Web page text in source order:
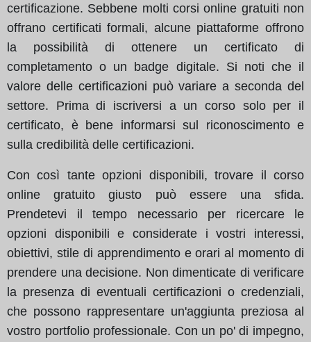
certificazione. Sebbene molti corsi online gratuiti non
offrano certificati formali, alcune piattaforme offrono
la possibilità di ottenere un certificato di
completamento o un badge digitale. Si noti che il
valore delle certificazioni può variare a seconda del
settore. Prima di iscriversi a un corso solo per il
certificato, è bene informarsi sul riconoscimento e
sulla credibilità delle certificazioni.
Con così tante opzioni disponibili, trovare il corso
online gratuito giusto può essere una sfida.
Prendetevi il tempo necessario per ricercare le
opzioni disponibili e considerate i vostri interessi,
obiettivi, stile di apprendimento e orari al momento di
prendere una decisione. Non dimenticate di verificare
la presenza di eventuali certificazioni o credenziali,
che possono rappresentare un'aggiunta preziosa al
vostro portfolio professionale. Con un po' di impegno,